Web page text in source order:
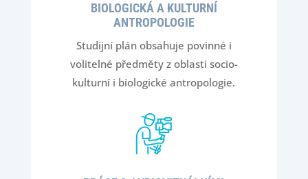
BIOLOGICKÁ A KULTURNÍ
ANTROPOLOGIE
Studijní plán obsahuje povinné i
volitelné předměty z oblasti socio-
kulturní i biologické antropologie.